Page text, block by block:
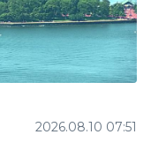
2026.08.10 07:51